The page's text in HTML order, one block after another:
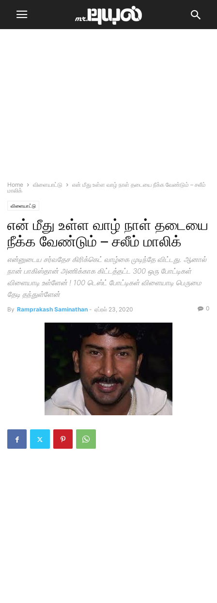
Home விளையாட்டு
என் மீது உள்ள வாழ் நாள் தடையை நீக்க வேண்டும் – சலீம்
மாலிக்
விளையாட்டு
என் மீது உள்ள வாழ் நாள் தடையை
நீக்க வேண்டும் – சலீம் மாலிக்
என்னுடைய சர்வதேச கிரிக்கெட் வாழ்கை முடிந்தே விட்டது. ஆனால்
நான் பாகிஸ்தான் அணிக்காக கிட்டத்தட்ட 300 ஒரு போட்டிகள்
விளையாடி உள்ளேன் ! 100 டெஸ்ட் போட்டிகள் விளையாடி பெருமை
தேடி தந்துள்ளேன்
By Ramprakash Saminathan - ஏப்ரல் 23, 2020 0